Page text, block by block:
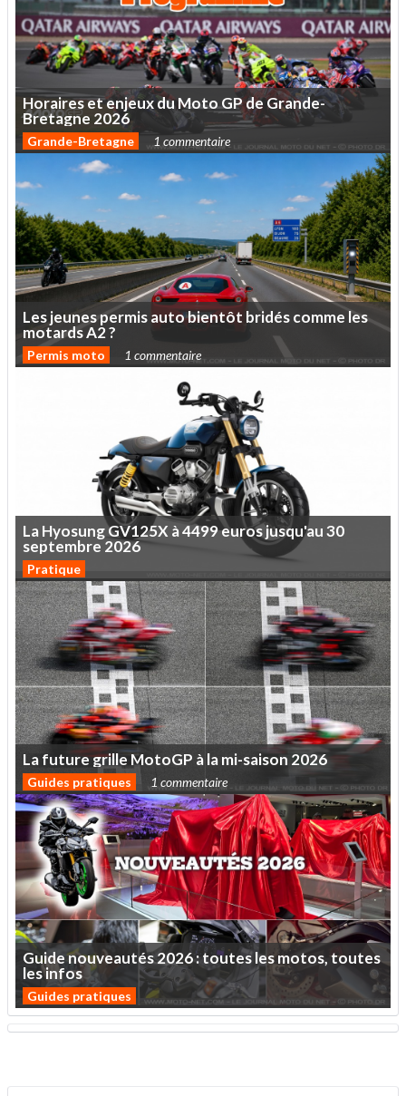
HorairesetenjeuxduMotoGPdeGrande-
Bretagne 2026
Grande-Bretagne 1 commentaire
Lesjeunespermisautobientôt bridéscommeles
motardsA2?
Permis moto 1 commentaire
LaHyosungGV125X à4499eurosjusqu'au30
septembre2026
Pratique
Lafuturegrille MotoGP àlami-saison 2026
Guides pratiques 1 commentaire
Guidenouveautés2026:touteslesmotos,toutes
lesinfos
Guides pratiques